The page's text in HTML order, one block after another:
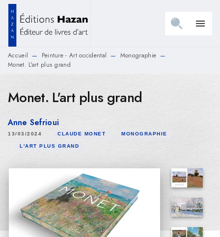
MENU RECHERCHE
PIED DE PAGE
menu
Accueil — Peinture - Art occidental — Monographie —
Monet. L'art plus grand
Monet. L'art plus grand
Anne Sefrioui
13/03/2024 CLAUDE MONET MONOGRAPHIE
L'ART PLUS GRAND